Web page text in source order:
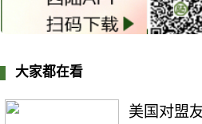
大家都在看
美国对盟